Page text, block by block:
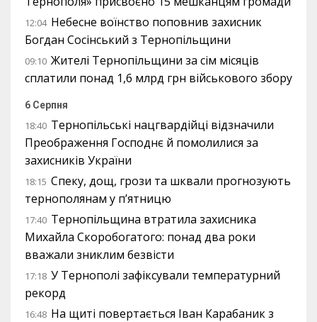
12:04 Небесне воїнство поповнив захисник
Богдан Сосінський з Тернопільщини
09:10 Жителі Тернопільщини за сім місяців
сплатили понад 1,6 млрд грн військового збору
6 Серпня
18:40 Тернопільські нацгвардійці відзначили
Преображення Господнє й помолилися за
захисників України
18:15 Спеку, дощ, грози та шквали прогнозують
тернополянам у п’ятницю
17:40 Тернопільщина втратила захисника
Михайла Скоробогатого: понад два роки
вважали зниклим безвісти
17:18 У Тернополі зафіксували температурний
рекорд
16:48 На щиті повертається Іван Карабаник з